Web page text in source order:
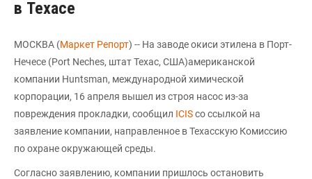
в Техасе
МОСКВА (Маркет Репорт) -- На заводе окиси этилена в Порт-
Нечесе (Port Neches, штат Техас, США)американской
компании Huntsman, международной химической
корпорации, 16 апреля вышел из строя насос из-за
повреждения прокладки, сообщил ICISсо ссылкой на
заявление компании, направленное в Техасскую Комиссию
по охране окружающей среды.
Согласно заявлению, компании пришлось остановить